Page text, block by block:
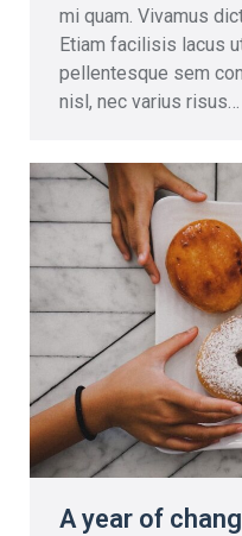
mi quam. Vivamus
Etiam facilisis lacus
pellentesque sem
nisl, nec varius risus…
A year of